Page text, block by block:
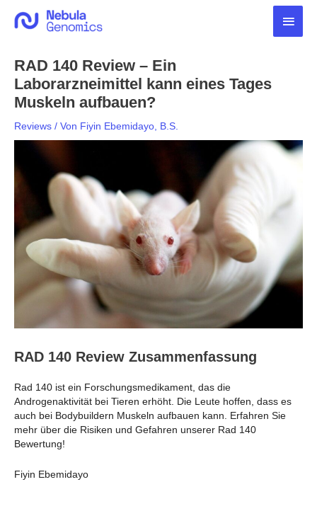
Inhalt
RAD 140 Review – Ein
Laborarzneimittel kann eines Tages
Muskeln aufbauen?
Reviews / Von Fiyin Ebemidayo, B.S.
RAD 140 Review Zusammenfassung
Rad 140 ist ein Forschungsmedikament, das die
Androgenaktivität bei Tieren erhöht. Die Leute hoffen, dass es
auch bei Bodybuildern Muskeln aufbauen kann. Erfahren Sie
mehr über die Risiken und Gefahren unserer Rad 140
Bewertung!
Fiyin Ebemidayo